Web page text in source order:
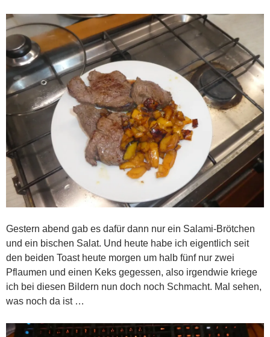
Gestern abend gab es dafür dann nur ein Salami-Brötchen
und ein bischen Salat. Und heute habe ich eigentlich seit
den beiden Toast heute morgen um halb fünf nur zwei
Pflaumen und einen Keks gegessen, also irgendwie kriege
ich bei diesen Bildern nun doch noch Schmacht. Mal sehen,
was noch da ist …